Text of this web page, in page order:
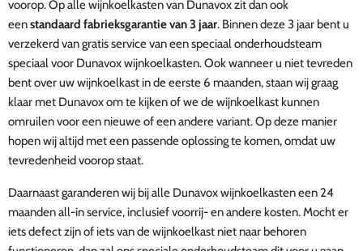
voorop. Op alle wijnkoelkasten van Dunavox zit dan ook
eenstandaard fabrieksgarantie van 3 jaar. Binnen deze 3 jaar bent u
verzekerd van gratis service van een speciaal onderhoudsteam
speciaal voor Dunavox wijnkoelkasten. Ook wanneer u niet tevreden
bent over uw wijnkoelkast in de eerste 6 maanden, staan wij graag
klaar met Dunavox om te kijken of we de wijnkoelkast kunnen
omruilen voor een nieuwe of een andere variant. Op deze manier
hopen wij altijd met een passende oplossing te komen, omdat uw
tevredenheid voorop staat.
Daarnaast garanderen wij bij alle Dunavox wijnkoelkasten een 24
maanden all-in service, inclusief voorrij- en andere kosten. Mocht er
iets defect zijn of iets van de wijnkoelkast niet naar behoren